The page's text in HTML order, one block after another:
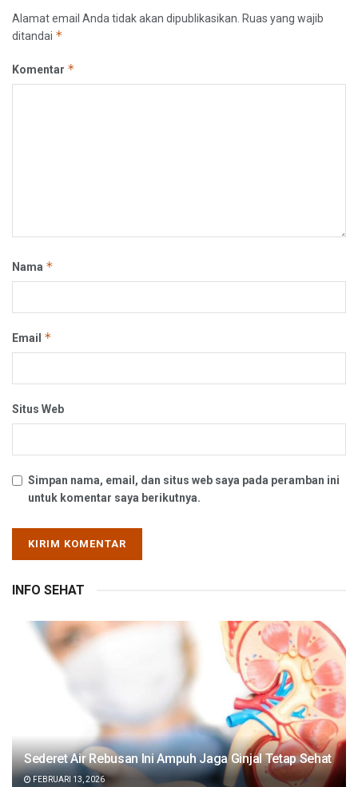
Alamat email Anda tidak akan dipublikasikan. Ruas yang wajib
ditandai *
Komentar *
Nama *
Email *
Situs Web
Simpan nama, email, dan situs web saya pada peramban ini
untuk komentar saya berikutnya.
INFO SEHAT
Sederet Air Rebusan Ini Ampuh Jaga Ginjal Tetap Sehat
FEBRUARI 13, 2026